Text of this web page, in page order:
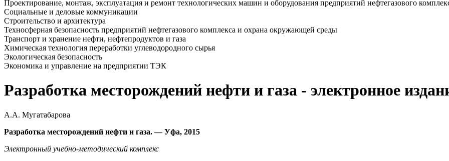
Проектирование, монтаж, эксплуатация и ремонт технологических машин и оборудования предприятий нефтегазового
Социальные и деловые коммуникации
Строительство и архитектура
Техносферная безопасность предприятий нефтегазового комплекса и охрана окружающей среды
Транспорт и хранение нефти, нефтепродуктов и газа
Химическая технология переработки углеводородного сырья
Экологическая безопасность
Экономика и управление на предприятии ТЭК
Разработка месторождений нефти и газа - электронное
А.А. Мугатабарова
Разработка месторождений нефти и газа. — Уфа, 2015
Электронный учебно-методический комплекс